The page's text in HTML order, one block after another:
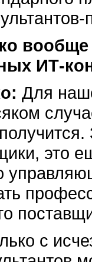
ИТ-
Для
это
с